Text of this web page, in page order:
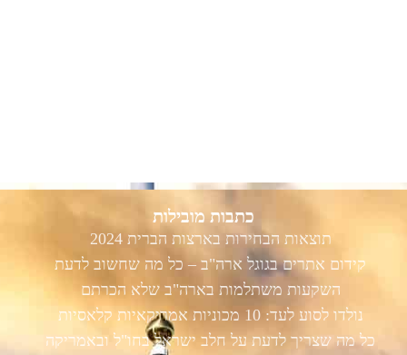
כתבות מובילות
תוצאות הבחירות בארצות הברית 2024
קידום אתרים בגוגל ארה"ב – כל מה שחשוב לדעת
השקעות משתלמות בארה"ב שלא הכרתם
נולדו לסוע לעד: 10 מכוניות אמריקאיות קלאסיות
כל מה שצריך לדעת על חלב ישראל בחו"ל ובאמריקה